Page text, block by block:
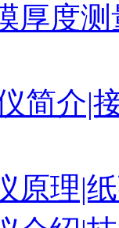
厚度
简介|
原理|